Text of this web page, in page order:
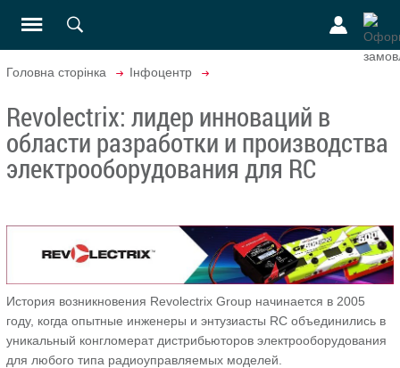
Головна сторінка Інфоцентр
Revolectrix: лидер инноваций в
области разработки и производства
электрооборудования для RC
История возникновения Revolectrix Group начинается в 2005
году, когда опытные инженеры и энтузиасты RC объединились в
уникальный конгломерат дистрибьюторов электрооборудования
для любого типа радиоуправляемых моделей.